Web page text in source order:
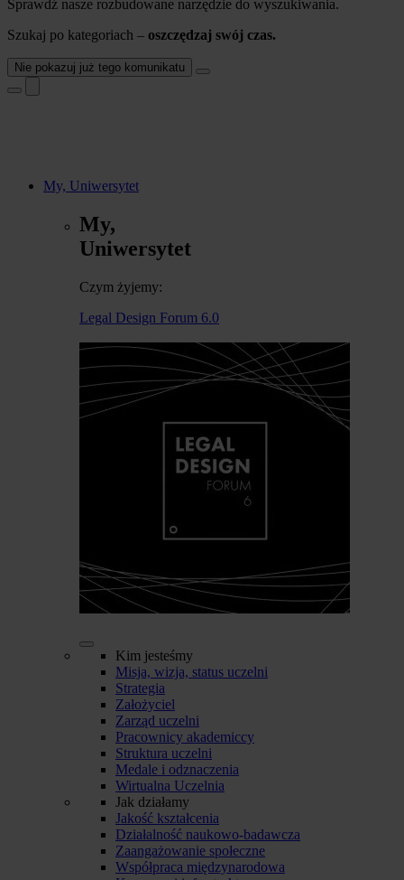
Sprawdź nasze rozbudowane narzędzie do wyszukiwania.
Szukaj po kategoriach – oszczędzaj swój czas.
Nie pokazuj już tego komunikatu
My, Uniwersytet
My,
Uniwersytet
Czym żyjemy:
Legal Design Forum 6.0
Kim jesteśmy
Misja, wizja, status uczelni
Strategia
Założyciel
Zarząd uczelni
Pracownicy akademiccy
Struktura uczelni
Medale i odznaczenia
Wirtualna Uczelnia
Jak działamy
Jakość kształcenia
Działalność naukowo-badawcza
Zaangażowanie społeczne
Współpraca międzynarodowa